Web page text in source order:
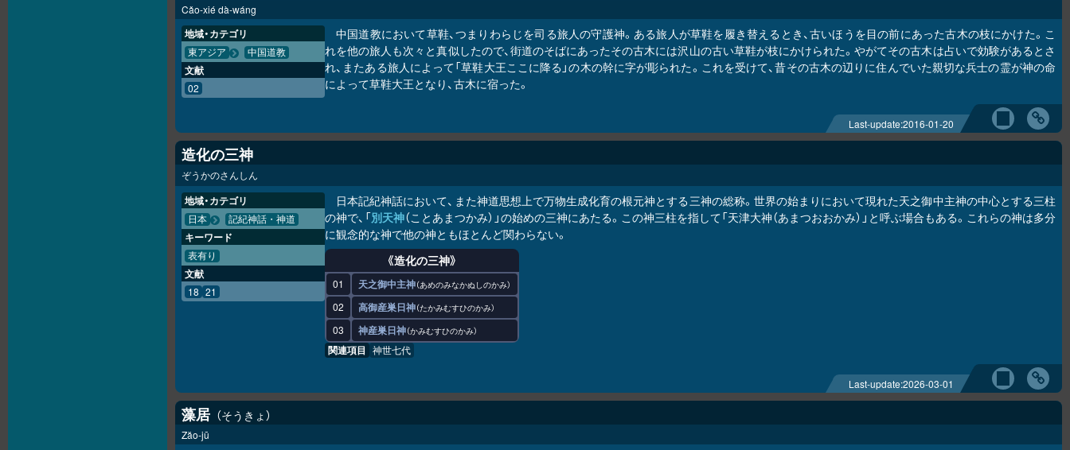
Cǎo-xié dà-wáng
中国道教において草鞋、つまりわらじを司る旅人の守護神。ある旅人が草鞋を履き替えるとき、古いほうを目の前にあった古木の枝にかけた。こ
れを他の旅人も次々と真似したので、街道のそばにあったその古木には沢山の古い草鞋が枝にかけられた。やがてその古木は占いで効験があるとさ
れ、またある旅人によって「草鞋大王ここに降る」の木の幹に字が彫られた。これを受けて、昔その古木の辺りに住んでいた親切な兵士の霊が神の命
によって草鞋大王となり、古木に宿った。
地域・カテゴリ
東アジア 中国道教
文献
02
Last-update:2016-01-20
造化の三神
ぞうかのさんしん
日本記紀神話において、また神道思想上で万物生成化育の根元神とする三神の総称。世界の始まりにおいて現れた天之御中主神の中心とする三柱
の神で、「別天神（ことあまつかみ）」の始めの三神にあたる。この神三柱を指して「天津大神（あまつおおかみ）」と呼ぶ場合もある。これらの神は多分
に観念的な神で他の神ともほとんど関わらない。
《造化の三神》
01 天之御中主神 あめのみなかぬしのかみ
02 高御産巣日神 たかみむすひのかみ
03 神産巣日神 かみむすひのかみ
関連項目 神世七代
地域・カテゴリ
日本 記紀神話・神道
キーワード
表有り
文献
18 21
Last-update:2026-03-01
藻居 そうきょ
Zăo-jū